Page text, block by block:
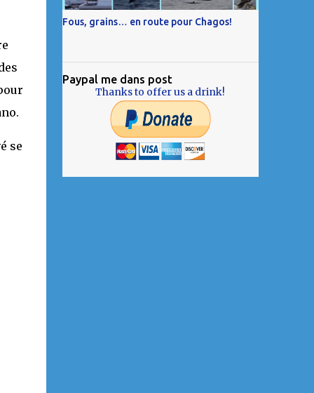
se
Fous, grains… en route pour Chagos!
Paypal me dans post
Thanks to offer us a drink!